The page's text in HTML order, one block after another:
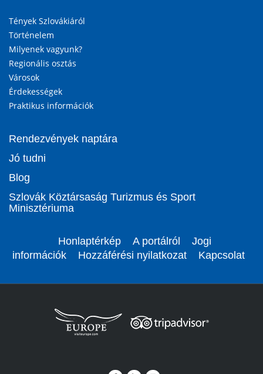
Tények Szlovákiáról
Történelem
Milyenek vagyunk?
Regionális osztás
Városok
Érdekességek
Praktikus információk
Rendezvények naptára
Jó tudni
Blog
Szlovák Köztársaság Turizmus és Sport
Minisztériuma
Honlaptérkép A portálról
Jogi
információk
Hozzáférési nyilatkozat Kapcsolat